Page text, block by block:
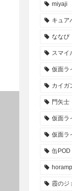
miyaji
キュア
ななび
スマイ
仮面ラ
カイガ
門矢士
仮面ラ
仮面ラ
缶POD
霞のジ